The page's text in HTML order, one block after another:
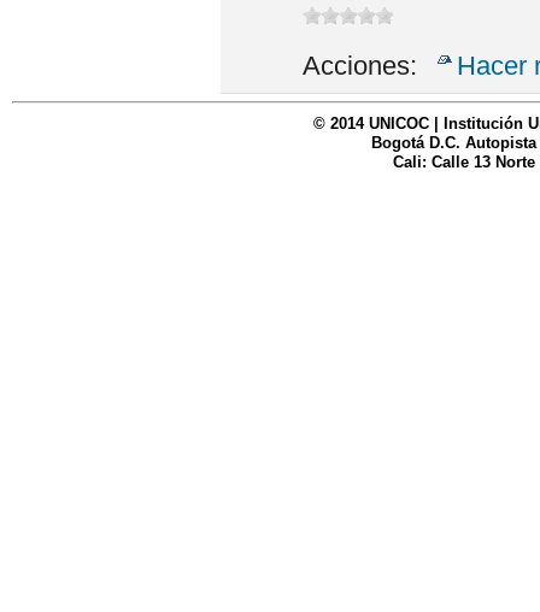
Acciones: Hacer
© 2014 UNICOC | Institución
Bogotá D.C. Autopista
Cali: Calle 13 Norte